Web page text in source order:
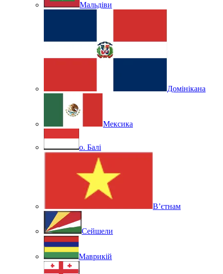
Мальдіви
Домінікана
Мексика
о. Балі
В’єтнам
Сейшели
Маврикій